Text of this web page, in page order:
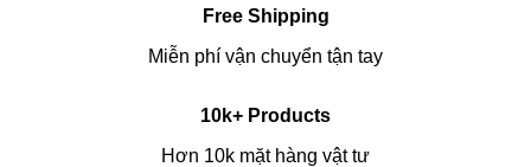
Free Shipping
Miễn phí vận chuyển tận tay
10k+ Products
Hơn 10k mặt hàng vật tư